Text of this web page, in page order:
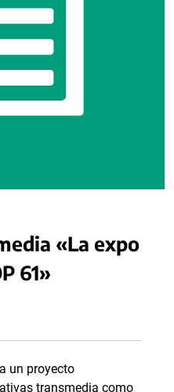
«La expo
61»
un proyecto
transmedia como